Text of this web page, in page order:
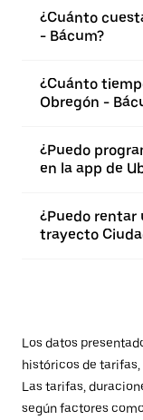
¿Cuánto
- Bácum?
¿Cuánto
Obregón -
¿Puedo
en la app de
¿Puedo rentar
trayecto
Los datos
históricos de
Las tarifas,
según factores